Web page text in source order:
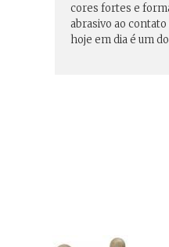
cores fortes e
abrasivo ao
hoje em dia é um